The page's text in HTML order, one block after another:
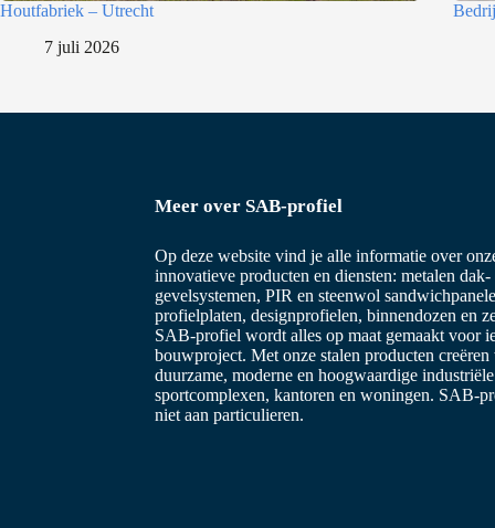
Houtfabriek – Utrecht
7 juli 2026
Meer over SAB-profiel
Op deze website vind je alle informatie over
innovatieve producten en diensten: metalen dak-
gevelsystemen, PIR en steenwol
profielplaten, designprofielen, binnendozen en
SAB-profiel wordt alles op maat gemaakt voor
bouwproject. Met onze stalen producten creëren
duurzame, moderne en hoogwaardige
sportcomplexen, kantoren en woningen. SAB-
niet aan particulieren.